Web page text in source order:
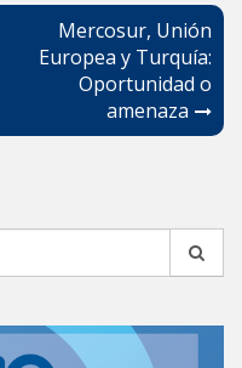
Mercosur, Unión
Europea y Turquía:
Oportunidad o
amenaza